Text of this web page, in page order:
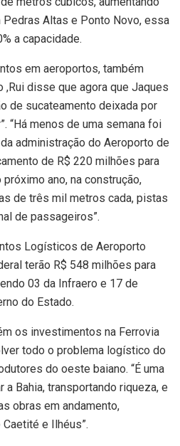
Pedras Altas e Ponto Novo, essa
a capacidade.
em aeroportos, também
disse que agora que Jaques
de sucateamento deixada por
“Há menos de uma semana foi
administração do Aeroporto de
de R$ 220 milhões para
ano, na construção,
de três mil metros cada, pistas
de passageiros”.
Logísticos de Aeroporto
terão R$ 548 milhões para
03 da Infraero e 17 de
do Estado.
os investimentos na Ferrovia
todo o problema logístico do
do oeste baiano. “É uma
Bahia, transportando riqueza, e
obras em andamento,
e Ilhéus”.